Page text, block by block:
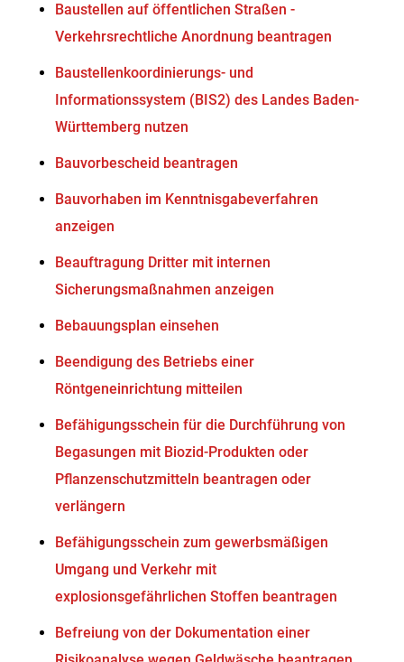
Baustellen auf öffentlichen Straßen -
Verkehrsrechtliche Anordnung beantragen
Baustellenkoordinierungs- und
Informationssystem (BIS2) des Landes Baden-
Württemberg nutzen
Bauvorbescheid beantragen
Bauvorhaben im Kenntnisgabeverfahren
anzeigen
Beauftragung Dritter mit internen
Sicherungsmaßnahmen anzeigen
Bebauungsplan einsehen
Beendigung des Betriebs einer
Röntgeneinrichtung mitteilen
Befähigungsschein für die Durchführung von
Begasungen mit Biozid-Produkten oder
Pflanzenschutzmitteln beantragen oder
verlängern
Befähigungsschein zum gewerbsmäßigen
Umgang und Verkehr mit
explosionsgefährlichen Stoffen beantragen
Befreiung von der Dokumentation einer